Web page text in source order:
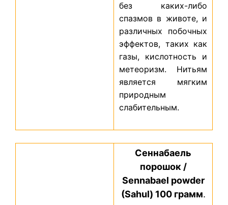
без каких-либо
спазмов в животе, и
различных побочных
эффектов, таких как
газы, кислотность и
метеоризм. Нитьям
является мягким
природным
слабительным.
Сеннабаель
порошок /
Sennabael powder
(Sahul) 100 грамм.